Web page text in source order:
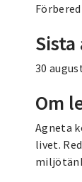
30
Om
Agneta
livet.